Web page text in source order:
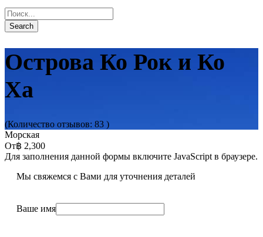
Острова Ко Рок и Ко
Ха
(Количество отзывов: 83 )
Морская
От฿ 2,300
Для заполнения данной формы включите JavaScript в браузере.
Мы свяжемся с Вами для уточнения деталей
Ваше имя